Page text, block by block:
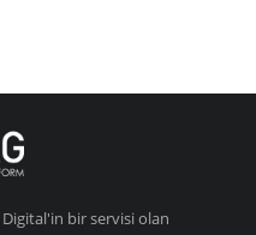
bir servisi olan